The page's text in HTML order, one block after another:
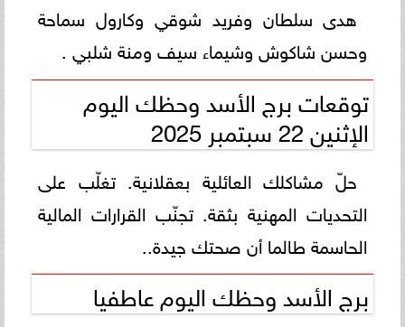
هدى سلطان وفريد شوقي وكارول سماحة
وحسن شاكوش وشيماء سيف ومنة شلبي .
توقعات برج الأسد وحظك اليوم
الإثنين 22 سبتمبر 2025
حلّ مشاكلك العائلية بعقلانية. تغلّب على
التحديات المهنية بثقة. تجنّب القرارات المالية
الحاسمة طالما أن صحتك جيدة..
برج الأسد وحظك اليوم عاطفيا